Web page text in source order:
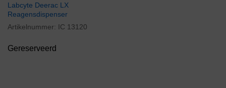
Labcyte Deerac LX
Reagensdispenser
Artikelnummer: IC 13120
Gereserveerd